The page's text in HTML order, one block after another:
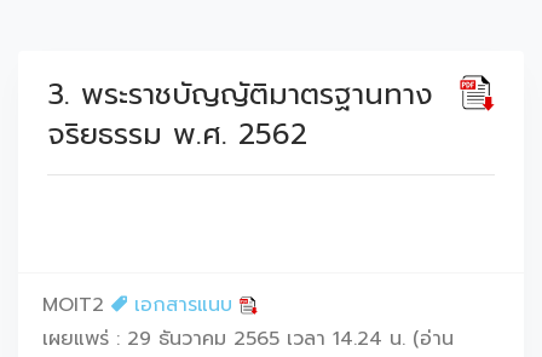
3. พระราชบัญญัติมาตรฐานทาง
จริยธรรม พ.ศ. 2562
MOIT2
เอกสารแนบ
เผยแพร่ : 29 ธันวาคม 2565 เวลา 14.24 น. (อ่าน